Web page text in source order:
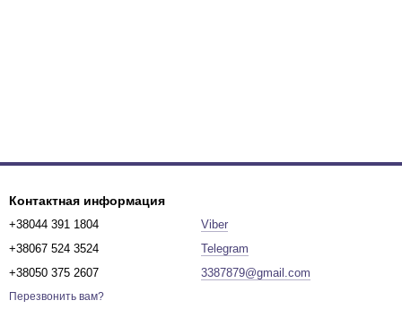
Контактная информация
+38044 391 1804
+38067 524 3524
+38050 375 2607
Перезвонить вам?
Viber
Telegram
3387879@gmail.com